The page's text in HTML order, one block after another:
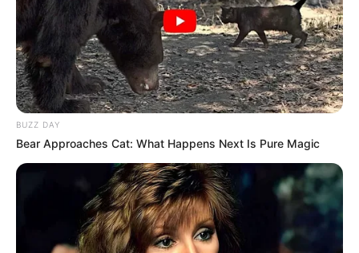
BUZZ DAY
Bear Approaches Cat: What Happens Next Is Pure Magic